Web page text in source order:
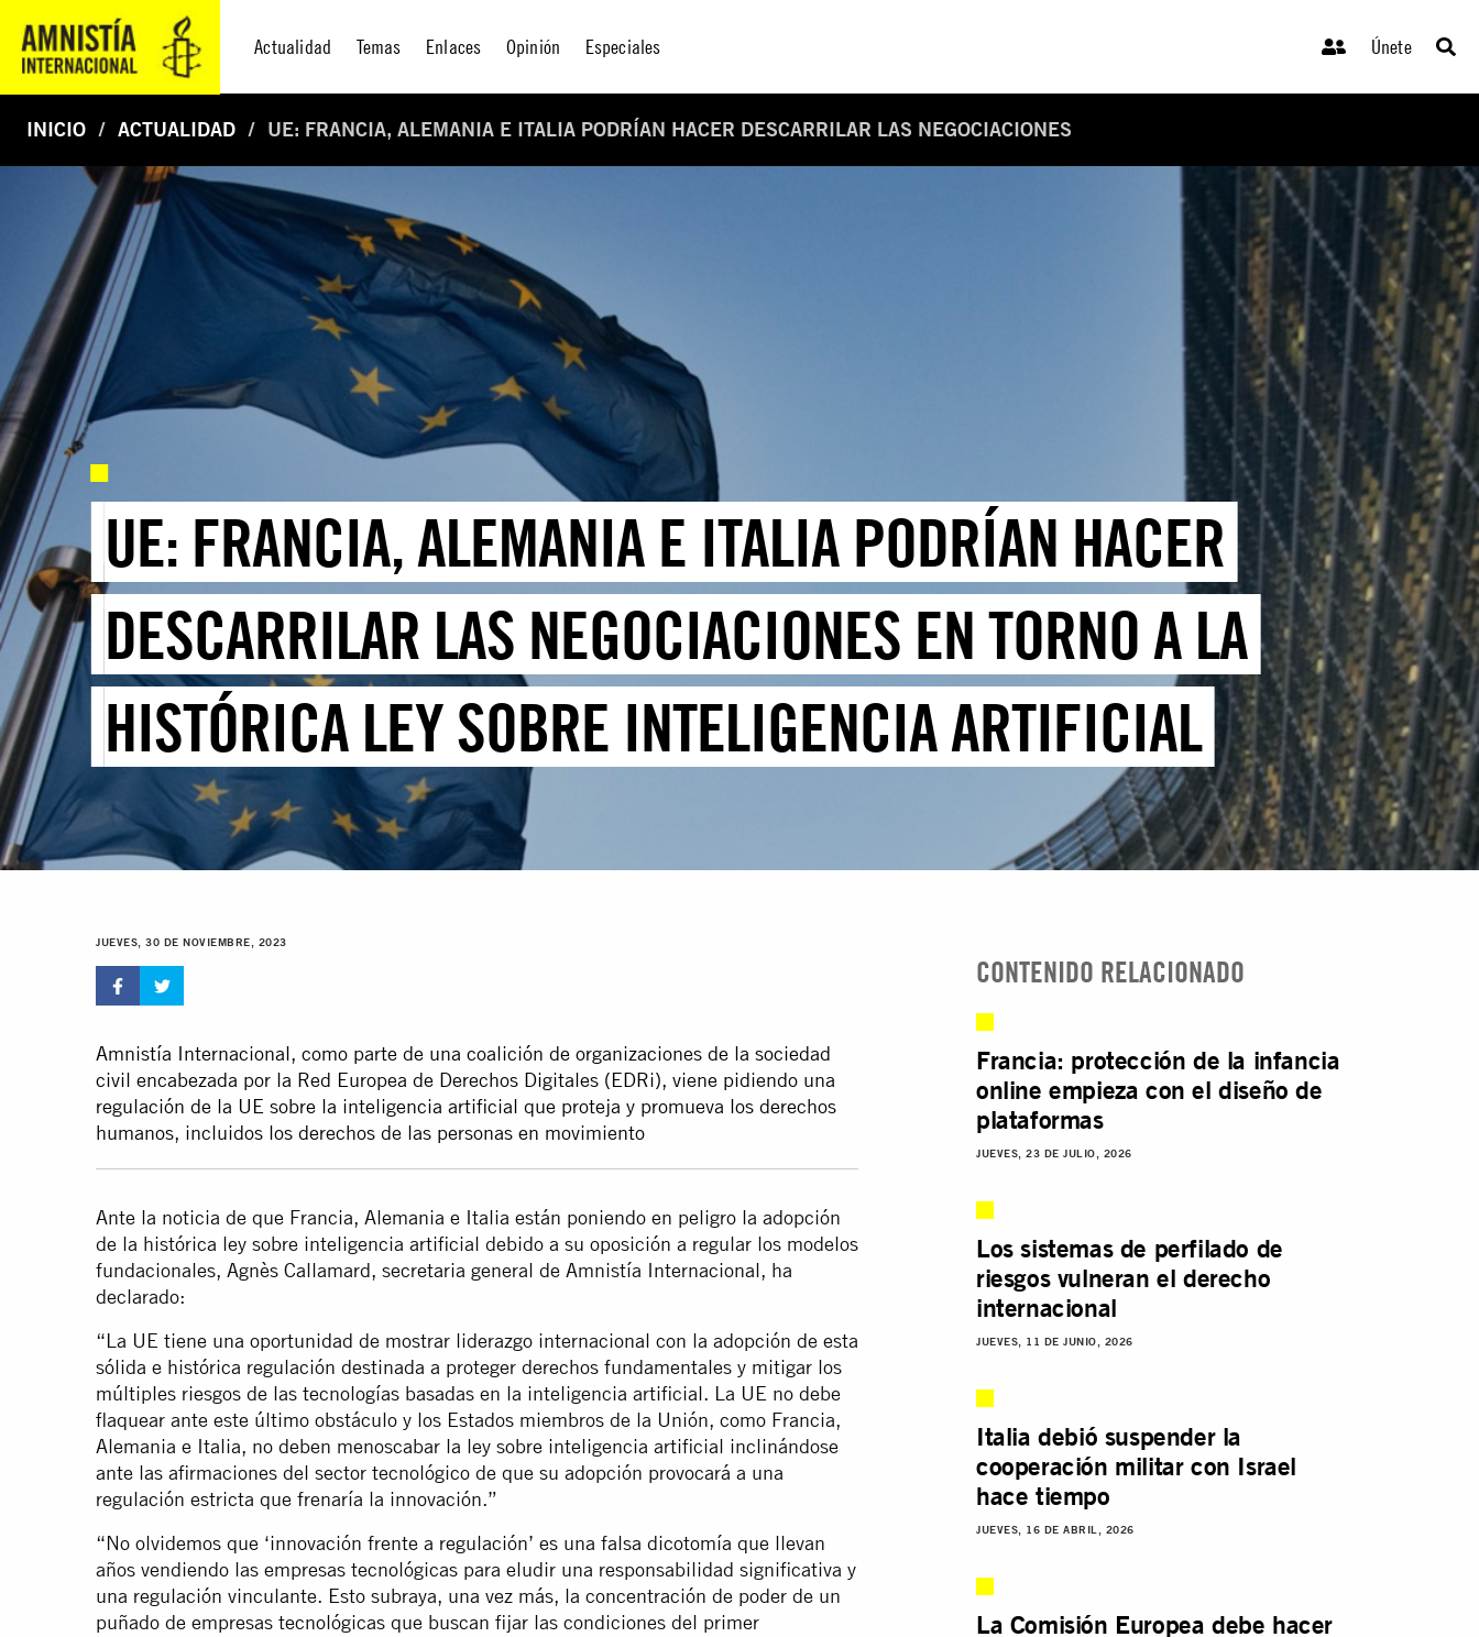
Actualidad Temas Enlaces Opinión Especiales Únete
INICIO ACTUALIDAD UE: FRANCIA, ALEMANIA E ITALIA PODRÍAN HACER DESCARRILAR LAS NEGOCIACIONES
UE: FRANCIA, ALEMANIA E ITALIA PODRÍAN HACER
DESCARRILAR LAS NEGOCIACIONES EN TORNO A LA
HISTÓRICA LEY SOBRE INTELIGENCIA ARTIFICIAL
JUEVES, 30 DE NOVIEMBRE, 2023
Amnistía Internacional, como parte de una coalición de organizaciones de la sociedad
civil encabezada por la Red Europea de Derechos Digitales (EDRi), viene pidiendo una
regulación de la UE sobre la inteligencia artificial que proteja y promueva los derechos
humanos, incluidos los derechos de las personas en movimiento
Ante la noticia de que Francia, Alemania e Italia están poniendo en peligro la adopción
de la histórica ley sobre inteligencia artificial debido a su oposición a regular los modelos
fundacionales, Agnès Callamard, secretaria general de Amnistía Internacional, ha
declarado:
“La UE tiene una oportunidad de mostrar liderazgo internacional con la adopción de esta
sólida e histórica regulación destinada a proteger derechos fundamentales y mitigar los
múltiples riesgos de las tecnologías basadas en la inteligencia artificial. La UE no debe
flaquear ante este último obstáculo y los Estados miembros de la Unión, como Francia,
Alemania e Italia, no deben menoscabar la ley sobre inteligencia artificial inclinándose
ante las afirmaciones del sector tecnológico de que su adopción provocará a una
regulación estricta que frenaría la innovación.”
“No olvidemos que ‘innovación frente a regulación’ es una falsa dicotomía que llevan
años vendiendo las empresas tecnológicas para eludir una responsabilidad significativa y
una regulación vinculante. Esto subraya, una vez más, la concentración de poder de un
puñado de empresas tecnológicas que buscan fijar las condiciones del primer
CONTENIDO RELACIONADO
Francia: protección de la infancia
online empieza con el diseño de
plataformas
JUEVES, 23 DE JULIO, 2026
Los sistemas de perfilado de
riesgos vulneran el derecho
internacional
JUEVES, 11 DE JUNIO, 2026
Italia debió suspender la
cooperación militar con Israel
hace tiempo
JUEVES, 16 DE ABRIL, 2026
La Comisión Europea debe hacer